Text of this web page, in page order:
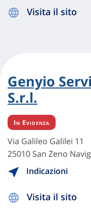
Visita il sito
Genyio
S.r.l.
In Evidenza
Via Galileo Galilei 11
25010 San Zeno
Indicazioni
Visita il sito